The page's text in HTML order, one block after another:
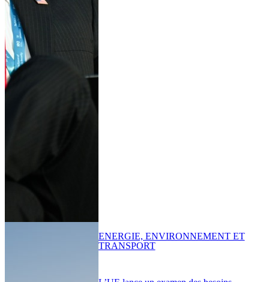
ENERGIE, ENVIRONNEMENT ET
TRANSPORT